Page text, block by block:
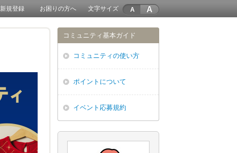
新規登録 お困りの方へ 文字サイズ A
コミュニティ基本ガイド
コミュニティの使い方
ポイントについて
イベント応募規約